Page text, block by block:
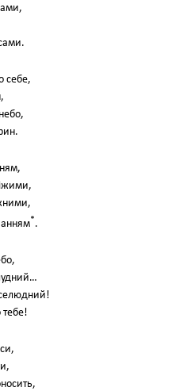
себе,
*.
тебе!